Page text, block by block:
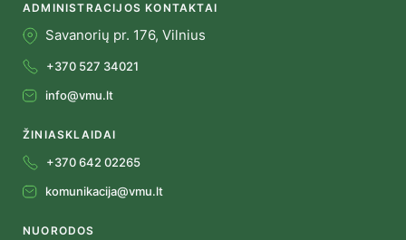
ADMINISTRACIJOS KONTAKTAI
Savanorių pr. 176, Vilnius
+370 527 34021
info@vmu.lt
ŽINIASKLAIDAI
+370 642 02265
komunikacija@vmu.lt
NUORODOS